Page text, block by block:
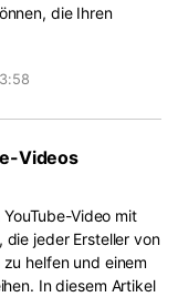
die Ihren
Videos
Video mit
die jeder Ersteller von
helfen und einem
In diesem Artikel